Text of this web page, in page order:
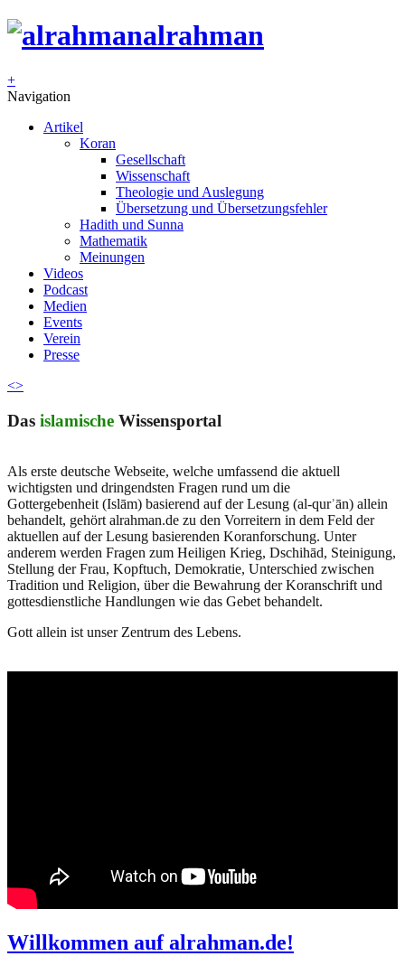
alrahman
+
Navigation
Artikel
Koran
Gesellschaft
Wissenschaft
Theologie und Auslegung
Übersetzung und Übersetzungsfehler
Hadith und Sunna
Mathematik
Meinungen
Videos
Podcast
Medien
Events
Verein
Presse
<>
Das islamische Wissensportal
Als erste deutsche Webseite, welche umfassend die aktuell
wichtigsten und dringendsten Fragen rund um die
Gottergebenheit (Islām) basierend auf der Lesung (al-qurʾān) allein
behandelt, gehört alrahman.de zu den Vorreitern in dem Feld der
aktuellen auf der Lesung basierenden Koranforschung. Unter
anderem werden Fragen zum Heiligen Krieg, Dschihād, Steinigung,
Stellung der Frau, Kopftuch, Demokratie, Unterschied zwischen
Tradition und Religion, über die Bewahrung der Koranschrift und
gottesdienstliche Handlungen wie das Gebet behandelt.
Gott allein ist unser Zentrum des Lebens.
Willkommen auf alrahman.de!